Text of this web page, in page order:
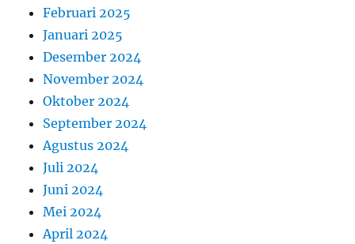
Februari 2025
Januari 2025
Desember 2024
November 2024
Oktober 2024
September 2024
Agustus 2024
Juli 2024
Juni 2024
Mei 2024
April 2024